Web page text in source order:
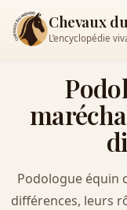
Chevaux
L’encyclopédie
Podologue équin
différences, leurs